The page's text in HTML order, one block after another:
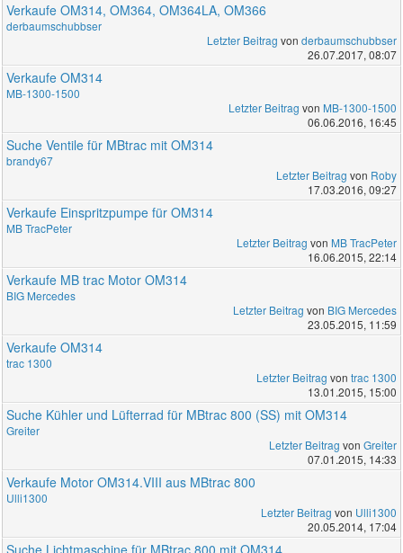
Verkaufe OM314, OM364, OM364LA, OM366
derbaumschubbser
Letzter Beitrag von derbaumschubbser
26.07.2017, 08:07
Verkaufe OM314
MB-1300-1500
Letzter Beitrag von MB-1300-1500
06.06.2016, 16:45
Suche Ventile für MBtrac mit OM314
brandy67
Letzter Beitrag von Roby
17.03.2016, 09:27
Verkaufe Einspritzpumpe für OM314
MB TracPeter
Letzter Beitrag von MB TracPeter
16.06.2015, 22:14
Verkaufe MB trac Motor OM314
BIG Mercedes
Letzter Beitrag von BIG Mercedes
23.05.2015, 11:59
Verkaufe OM314
trac 1300
Letzter Beitrag von trac 1300
13.01.2015, 15:00
Suche Kühler und Lüfterrad für MBtrac 800 (SS) mit OM314
Greiter
Letzter Beitrag von Greiter
07.01.2015, 14:33
Verkaufe Motor OM314.VIII aus MBtrac 800
Ulli1300
Letzter Beitrag von Ulli1300
20.05.2014, 17:04